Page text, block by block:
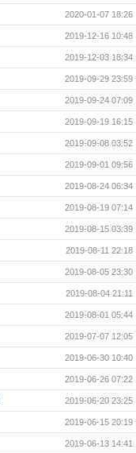
2020-01-07 18:26
2019-12-16 10:48
2019-12-03 18:34
2019-09-29 23:59
2019-09-24 07:09
2019-09-19 16:15
2019-09-08 03:52
2019-09-01 09:56
2019-08-24 06:34
2019-08-19 07:14
2019-08-15 03:39
2019-08-11 22:18
2019-08-05 23:30
2019-08-04 21:11
2019-08-01 05:44
2019-07-07 12:05
2019-06-30 10:40
2019-06-26 07:22
2019-06-20 23:25
2019-06-15 20:19
2019-06-13 14:41